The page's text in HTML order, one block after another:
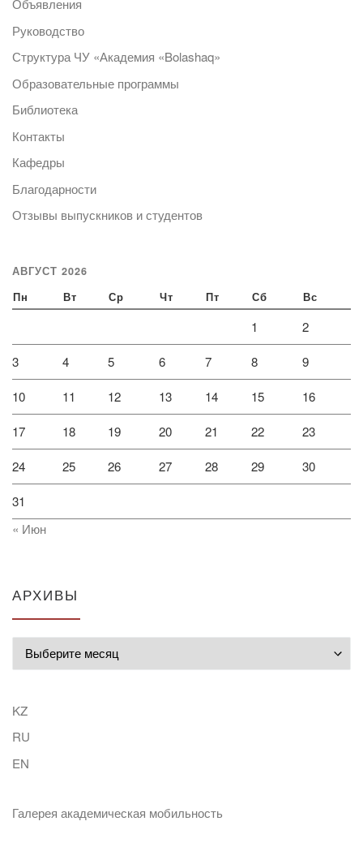
Объявления
Руководство
Структура ЧУ «Академия «Bolashaq»
Образовательные программы
Библиотека
Контакты
Кафедры
Благодарности
Отзывы выпускников и студентов
АВГУСТ 2026
Пн Вт Ср Чт Пт Сб Вс
1 2
3 4 5 6 7 8 9
10 11 12 13 14 15 16
17 18 19 20 21 22 23
24 25 26 27 28 29 30
31
« Июн
АРХИВЫ
KZ
RU
EN
Галерея академическая мобильность